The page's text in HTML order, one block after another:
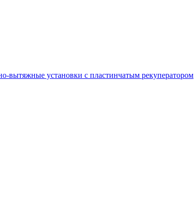
вытяжные установки с пластинчатым рекуператором